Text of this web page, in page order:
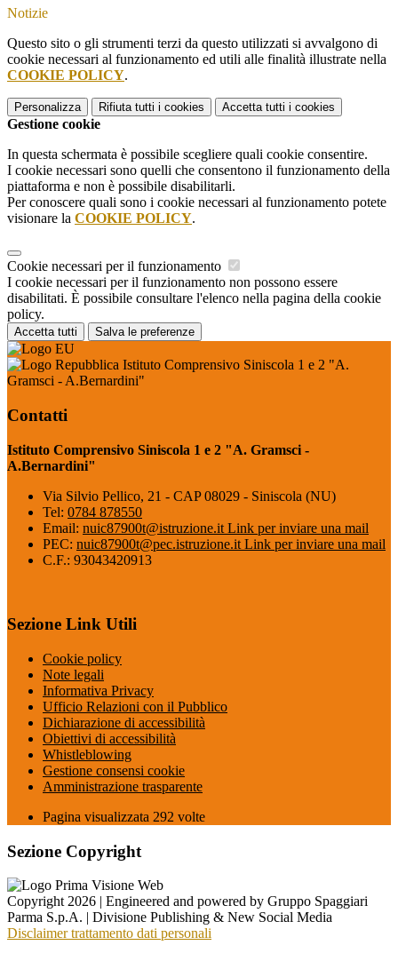
Notizie
Questo sito o gli strumenti terzi da questo utilizzati si avvalgono di
cookie necessari al funzionamento ed utili alle finalità illustrate nella
COOKIE POLICY.
Personalizza Rifiuta tutti i cookies Accetta tutti i cookies
Gestione cookie
In questa schermata è possibile scegliere quali cookie consentire.
I cookie necessari sono quelli che consentono il funzionamento della
piattaforma e non è possibile disabilitarli.
Per conoscere quali sono i cookie necessari al funzionamento potete
visionare la COOKIE POLICY.
Cookie necessari per il funzionamento
I cookie necessari per il funzionamento non possono essere
disabilitati. È possibile consultare l'elenco nella pagina della cookie
policy.
Accetta tutti Salva le preferenze
Istituto Comprensivo Siniscola 1 e 2 "A.
Gramsci - A.Bernardini"
Contatti
Istituto Comprensivo Siniscola 1 e 2 "A. Gramsci -
A.Bernardini"
Via Silvio Pellico, 21 - CAP 08029 - Siniscola (NU)
Tel: 0784 878550
Email: nuic87900t@istruzione.it Link per inviare una mail
PEC: nuic87900t@pec.istruzione.it Link per inviare una mail
C.F.: 93043420913
Sezione Link Utili
Cookie policy
Note legali
Informativa Privacy
Ufficio Relazioni con il Pubblico
Dichiarazione di accessibilità
Obiettivi di accessibilità
Whistleblowing
Gestione consensi cookie
Amministrazione trasparente
Pagina visualizzata 292 volte
Sezione Copyright
Copyright 2026 | Engineered and powered by Gruppo Spaggiari
Parma S.p.A. | Divisione Publishing & New Social Media
Disclaimer trattamento dati personali